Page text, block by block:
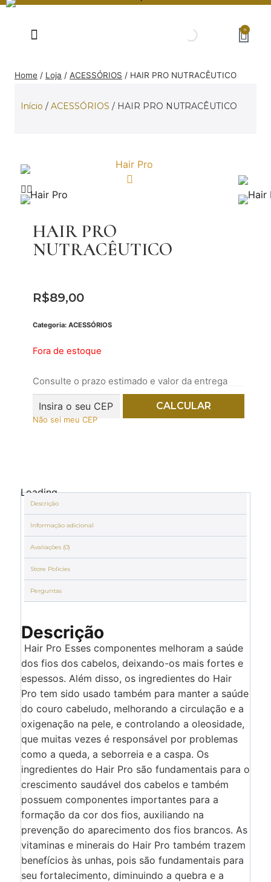
0
Home / Loja / ACESSÓRIOS / HAIR PRO NUTRACÊUTICO
Início / ACESSÓRIOS / HAIR PRO NUTRACÊUTICO
HAIR PRO
NUTRACÊUTICO
R$89,00
Categoria: ACESSÓRIOS
Fora de estoque
Consulte o prazo estimado e valor da entrega
Não sei meu CEP
Loading...
Descrição
Informação adicional
Avaliações (0)
Store Policies
Perguntas
Descrição
Hair Pro Esses componentes melhoram a saúde
dos fios dos cabelos, deixando-os mais fortes e
espessos. Além disso, os ingredientes do Hair
Pro tem sido usado também para manter a saúde
do couro cabeludo, melhorando a circulação e a
oxigenação na pele, e controlando a oleosidade,
que muitas vezes é responsável por problemas
como a queda, a seborreia e a caspa. Os
ingredientes do Hair Pro são fundamentais para o
crescimento saudável dos cabelos e também
possuem componentes importantes para a
formação da cor dos fios, auxiliando na
prevenção do aparecimento dos fios brancos. As
vitaminas e minerais do Hair Pro também trazem
benefícios às unhas, pois são fundamentais para
seu fortalecimento, diminuindo a quebra e a